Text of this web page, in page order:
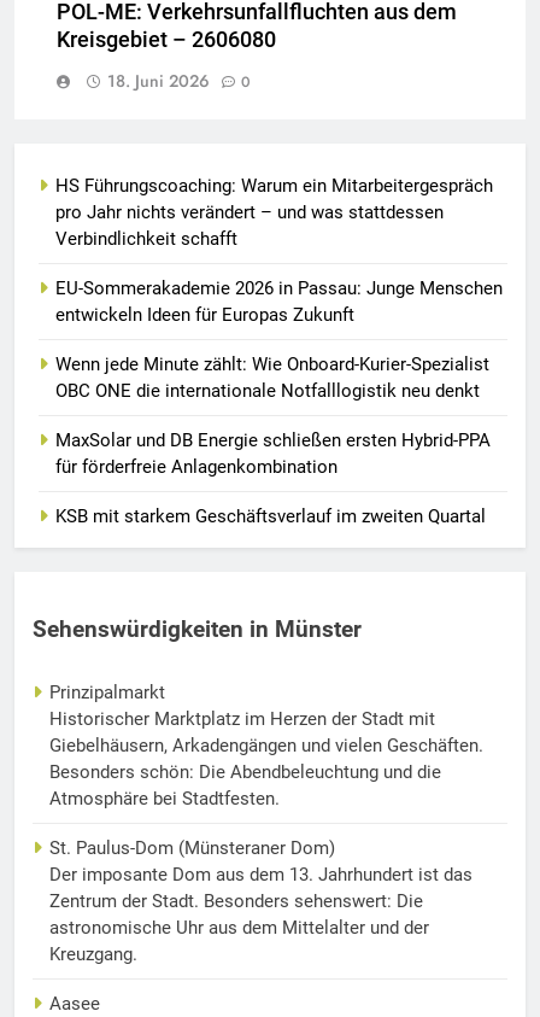
POL-ME: Verkehrsunfallfluchten aus dem
Kreisgebiet – 2606080
18. Juni 2026
0
HS Führungscoaching: Warum ein Mitarbeitergespräch
pro Jahr nichts verändert – und was stattdessen
Verbindlichkeit schafft
EU-Sommerakademie 2026 in Passau: Junge Menschen
entwickeln Ideen für Europas Zukunft
Wenn jede Minute zählt: Wie Onboard-Kurier-Spezialist
OBC ONE die internationale Notfalllogistik neu denkt
MaxSolar und DB Energie schließen ersten Hybrid-PPA
für förderfreie Anlagenkombination
KSB mit starkem Geschäftsverlauf im zweiten Quartal
Sehenswürdigkeiten in Münster
Prinzipalmarkt
Historischer Marktplatz im Herzen der Stadt mit
Giebelhäusern, Arkadengängen und vielen Geschäften.
Besonders schön: Die Abendbeleuchtung und die
Atmosphäre bei Stadtfesten.
St. Paulus-Dom (Münsteraner Dom)
Der imposante Dom aus dem 13. Jahrhundert ist das
Zentrum der Stadt. Besonders sehenswert: Die
astronomische Uhr aus dem Mittelalter und der
Kreuzgang.
Aasee